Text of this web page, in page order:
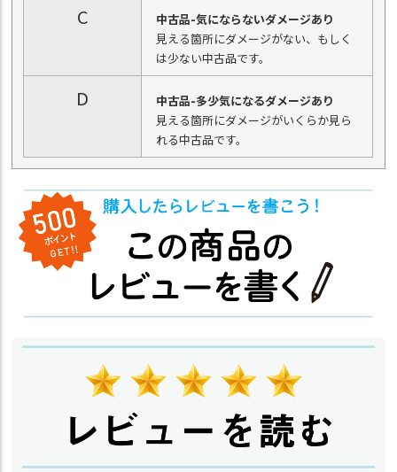
C
中古品-気にならないダメージあり
見える箇所にダメージがない、もしく
は少ない中古品です。
D
中古品-多少気になるダメージあり
見える箇所にダメージがいくらか見ら
れる中古品です。